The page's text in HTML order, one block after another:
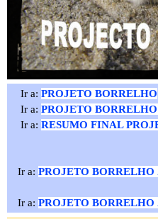
Ir a: PROJETO BORRELHO
Ir a: PROJETO BORRELHO
Ir a: RESUMO FINAL
Ir a: PROJETO BORRELHO
Ir a: PROJETO BORRELHO